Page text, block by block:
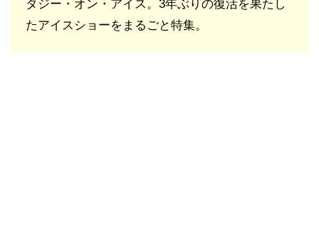
タジー・オン・アイス。3年ぶりの復活を果たし
たアイスショーをまるごと特集。